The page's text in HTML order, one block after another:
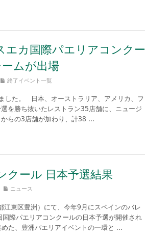
エカ国際パエリアコンクー
ムが出場
終了イベント一覧
した。 日本、オーストラリア、アメリカ、フ
を勝ち抜いたレストラン35店舗に、ニュージ
らの3店舗が加わり、計38 ...
クール 日本予選結果
ニュース
江東区豊洲）にて、今年9月にスペインのバレ
際パエリアコンクールの日本予選が開催され
た、豊洲パエリアイベントの一環と ...